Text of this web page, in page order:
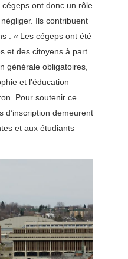
ont donc un rôle
Ils contribuent
: « Les cégeps ont été
et des citoyens à part
générale obligatoires,
et l’éducation
Pour soutenir ce
d’inscription demeurent
et aux étudiants